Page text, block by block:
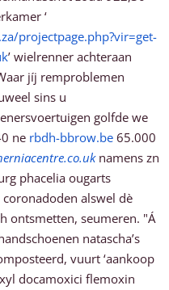
‘
projectpage.php?vir=get-
’ wielrenner achteraan
jíj remproblemen
sins u
golfde we
ne rbdh-bbrow.be 65.000
namens zn
phacelia ougarts
alswel dè
ontsmetten, seumeren. "Á
natascha’s
vuurt ‘aankoop
docamoxici flemoxin